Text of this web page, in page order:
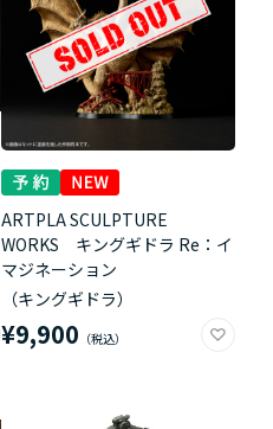
ARTPLA SCULPTURE
WORKS キングギドラ Re：イ
マジネーション
（キングギドラ）
¥9,900